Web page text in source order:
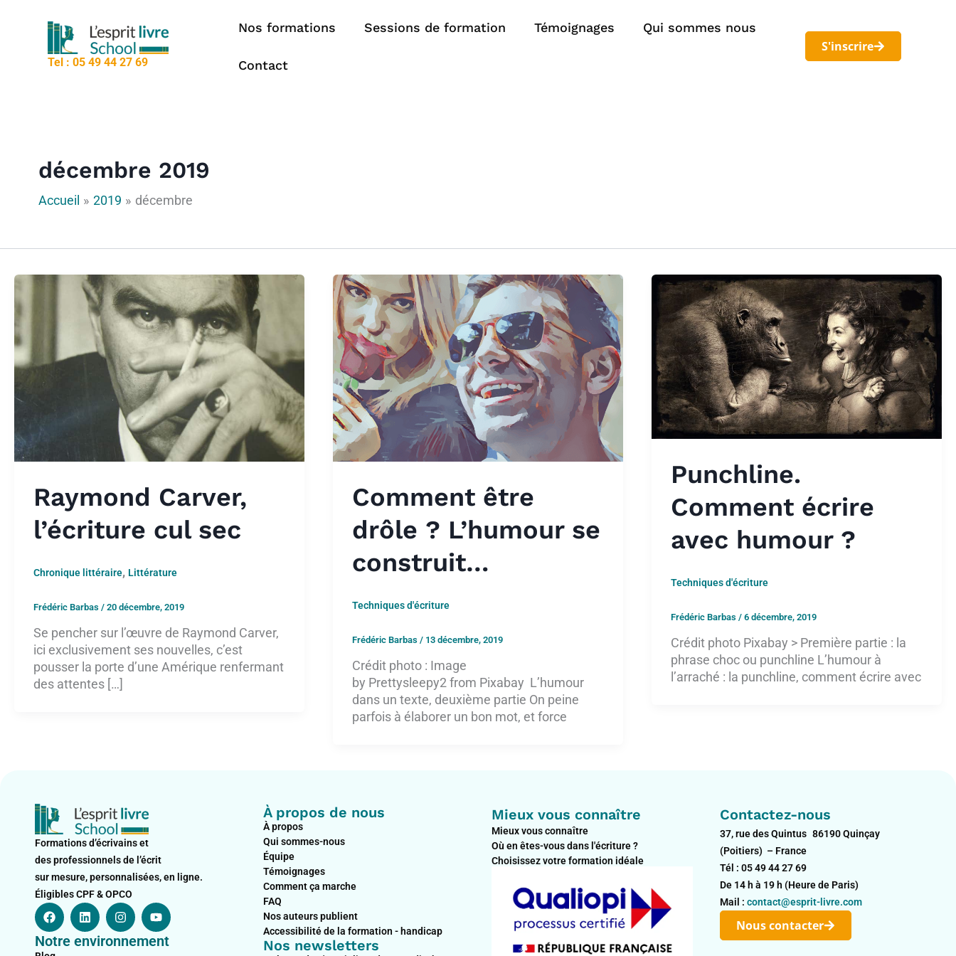
Tel : 05 49 44 27 69
Nos formations Sessions de formation Témoignages Qui sommes nous
Contact
S'inscrire
décembre 2019
Accueil 2019 décembre
Raymond Carver,
l’écriture cul sec
Chronique littéraire, Littérature
Frédéric Barbas / 20 décembre, 2019
Se pencher sur l’œuvre de Raymond Carver,
ici exclusivement ses nouvelles, c’est
pousser la porte d’une Amérique renfermant
des attentes […]
Comment être
drôle ? L’humour se
construit…
Techniques d'écriture
Frédéric Barbas / 13 décembre, 2019
Crédit photo : Image
by Prettysleepy2 from Pixabay L’humour
dans un texte, deuxième partie On peine
parfois à élaborer un bon mot, et force
Punchline.
Comment écrire
avec humour ?
Techniques d'écriture
Frédéric Barbas / 6 décembre, 2019
Crédit photo Pixabay > Première partie : la
phrase choc ou punchline L’humour à
l’arraché : la punchline, comment écrire avec
Formations d’écrivains et
des professionnels de l’écrit
sur mesure, personnalisées, en ligne.
Éligibles CPF & OPCO
F
a
c
e
L
i
n
k
I
n
s
t
Y
o
u
t
Notre environnement
À propos de nous
À propos
Qui sommes-nous
Équipe
Témoignages
Comment ça marche
FAQ
Nos auteurs publient
Accessibilité de la formation - handicap
Nos newsletters
Mieux vous connaître
Mieux vous connaître
Où en êtes-vous dans l'écriture ?
Choisissez votre formation idéale
Contactez-nous
37, rue des Quintus 86190 Quinçay
(Poitiers) – France
Tél : 05 49 44 27 69
De 14 h à 19 h (Heure de Paris)
Mail : contact@esprit-livre.com
Nous contacter